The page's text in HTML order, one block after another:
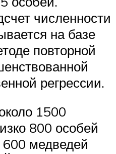
численности
на базе
повторной
регрессии.
1500
800 особей
медведей